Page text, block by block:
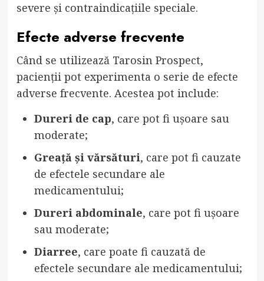
severe și contraindicațiile speciale.
Efecte adverse frecvente
Când se utilizează Tarosin Prospect,
pacienții pot experimenta o serie de efecte
adverse frecvente. Acestea pot include:
Dureri de cap, care pot fi ușoare sau
moderate;
Greață și vărsături, care pot fi cauzate
de efectele secundare ale
medicamentului;
Dureri abdominale, care pot fi ușoare
sau moderate;
Diarree, care poate fi cauzată de
efectele secundare ale medicamentului;